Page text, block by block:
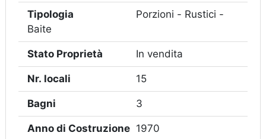
Tipologia
Porzioni - Rustici -
Baite
Stato Proprietà In vendita
Nr. locali 15
Bagni 3
Anno di Costruzione 1970